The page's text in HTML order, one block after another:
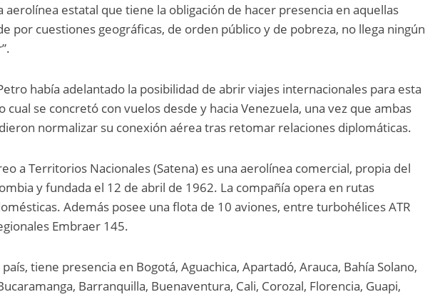
aerolínea estatal que tiene la obligación de hacer presencia en aquellas
por cuestiones geográficas, de orden público y de pobreza, no llega ningún
había adelantado la posibilidad de abrir viajes internacionales para esta
cual se concretó con vuelos desde y hacia Venezuela, una vez que ambas
normalizar su conexión aérea tras retomar relaciones diplomáticas.
a Territorios Nacionales (Satena) es una aerolínea comercial, propia del
y fundada el 12 de abril de 1962. La compañía opera en rutas
Además posee una flota de 10 aviones, entre turbohélices ATR
Embraer 145.
tiene presencia en Bogotá, Aguachica, Apartadó, Arauca, Bahía Solano,
Barranquilla, Buenaventura, Cali, Corozal, Florencia, Guapi,